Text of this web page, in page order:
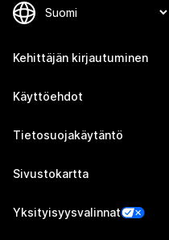
Kehittäjän kirjautuminen
Käyttöehdot
Tietosuojakäytäntö
Sivustokartta
Yksityisyysvalinnat